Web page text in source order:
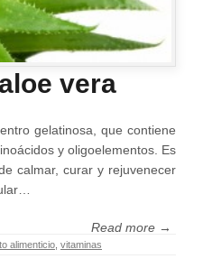
vera
gelatinosa, que contiene
y oligoelementos. Es
calmar, curar y rejuvenecer
Read more →
alimenticio vitaminas